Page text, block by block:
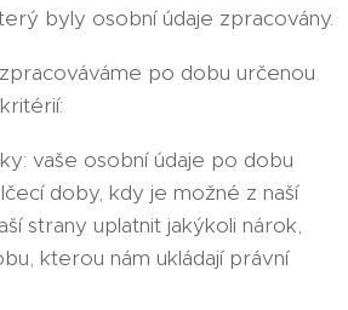
byly osobní údaje zpracovány.
po dobu určenou
vaše osobní údaje po dobu
doby, kdy je možné z naší
strany uplatnit jakýkoli nárok,
kterou nám ukládají právní